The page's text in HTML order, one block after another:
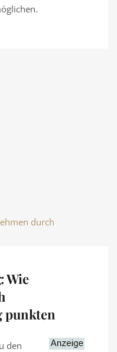
Wie
punkten
den